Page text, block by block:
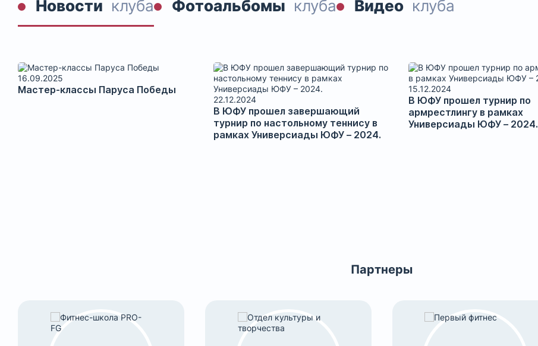
Новости клуба Фотоальбомы клуба Видео клуба
16.09.2025
Мастер-классы Паруса Победы
22.12.2024
В ЮФУ прошел завершающий
турнир по настольному теннису в
рамках Универсиады ЮФУ – 2024.
15.12.2024
В ЮФУ прошел турнир по
армрестлингу в рамках
Универсиады ЮФУ – 2024.
Партнеры